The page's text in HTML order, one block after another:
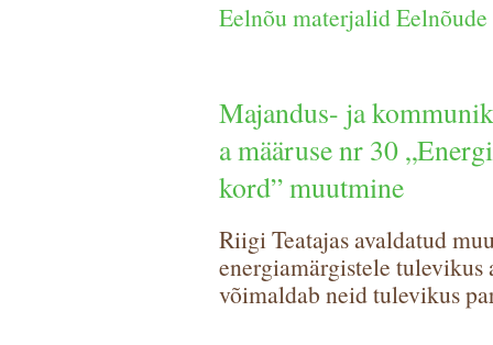
Eelnõu materjalid Eelnõude
Majandus- ja
a määruse nr 30
kord” muutmine
Riigi Teatajas avaldatud
energiamärgistele tulevikus
võimaldab neid tulevikus